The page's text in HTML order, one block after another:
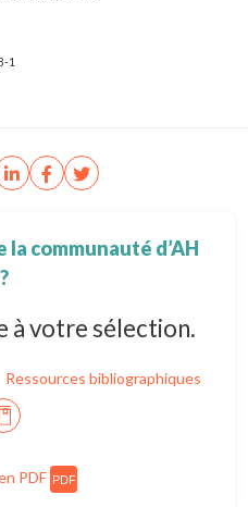
1
communauté d’AH
?
à votre sélection.
Ressources bibliographiques
PDF PDF